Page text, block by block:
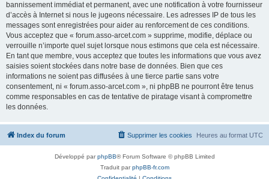
bannissement immédiat et permanent, avec une notification à votre fournisseur
d’accès à Internet si nous le jugeons nécessaire. Les adresses IP de tous les
messages sont enregistrées pour aider au renforcement de ces conditions.
Vous acceptez que « forum.asso-arcet.com » supprime, modifie, déplace ou
verrouille n’importe quel sujet lorsque nous estimons que cela est nécessaire.
En tant que membre, vous acceptez que toutes les informations que vous avez
saisies soient stockées dans notre base de données. Bien que ces
informations ne soient pas diffusées à une tierce partie sans votre
consentement, ni « forum.asso-arcet.com », ni phpBB ne pourront être tenus
comme responsables en cas de tentative de piratage visant à compromettre
les données.
Index du forum Heures au format UTC
Supprimer les cookies
Développé parphpBB® Forum Software © phpBB Limited
Traduit parphpBB-fr.com